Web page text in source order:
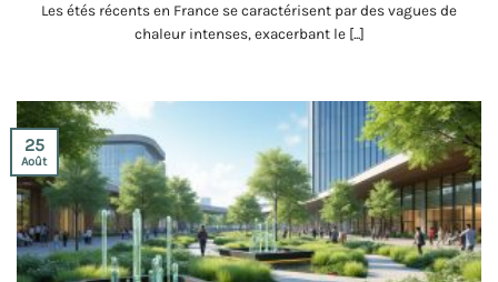
Les étés récents en France se caractérisent par des vagues de
chaleur intenses, exacerbant le [...]
25
Août